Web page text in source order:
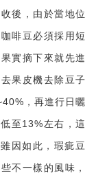
後，由於當地位
啡豆必須採用短
實摘下來就先進
果皮機去除豆子
，再進行日曬
至13%左右，這
因如此，瑕疵豆
不一樣的風味，